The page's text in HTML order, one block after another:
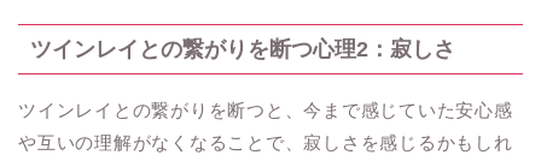
ツインレイとの繋がりを断つ心理2：寂しさ
ツインレイとの繋がりを断つと、今まで感じていた安心感
や互いの理解がなくなることで、寂しさを感じるかもしれ